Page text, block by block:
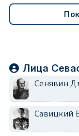
Лица
Сенявин
Савицкий